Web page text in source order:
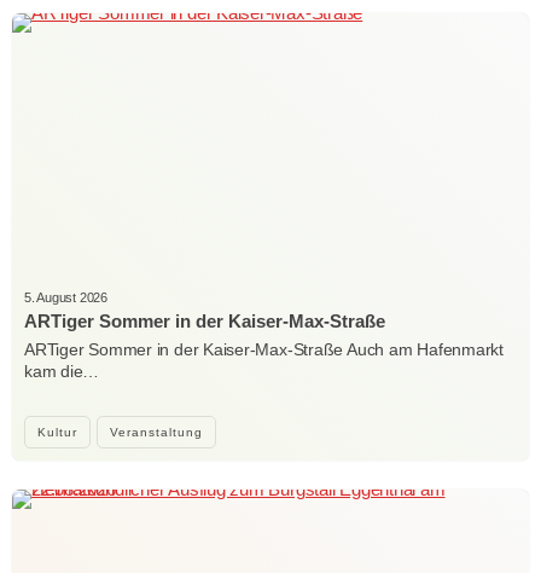
Kultur Veranstaltung
5. August 2026
ARTiger Sommer in der Kaiser-Max-Straße
ARTiger Sommer in der Kaiser-Max-Straße Auch am Hafenmarkt
kam die…